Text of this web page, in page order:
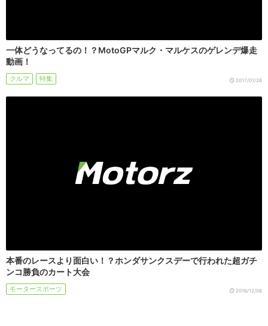
一体どうなってるの！？MotoGPマルク・マルケスのゲレンデ爆走
動画！
クルマ 特集 2017/01/26
本番のレースより面白い！？ホンダサンクスデーで行われた超ガチ
ンコ勝負のカート大会
モータースポーツ 2016/12/06